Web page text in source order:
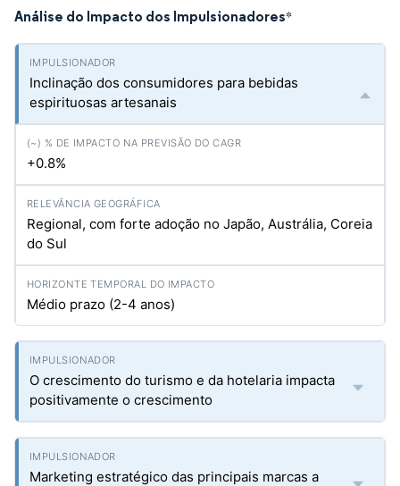
Análise do Impacto dos Impulsionadores*
Inclinação dos consumidores para bebidas
espirituosas artesanais
+0.8%
Regional, com forte adoção no Japão, Austrália, Coreia
do Sul
Médio prazo (2-4 anos)
O crescimento do turismo e da hotelaria impacta
positivamente o crescimento
Marketing estratégico das principais marcas a